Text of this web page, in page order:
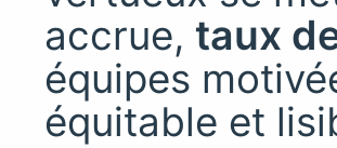
accrue, taux
équipes
équitable et